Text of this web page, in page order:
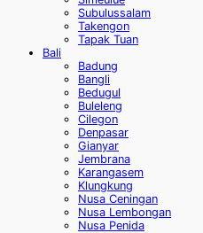
Subulussalam
Takengon
Tapak Tuan
Bali
Badung
Bangli
Bedugul
Buleleng
Cilegon
Denpasar
Gianyar
Jembrana
Karangasem
Klungkung
Nusa Ceningan
Nusa Lembongan
Nusa Penida